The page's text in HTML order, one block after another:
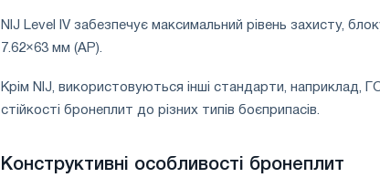
NIJ Level IV забезпечує максимальний рівень захисту,
7.62×63 мм (AP).
Крім NIJ, використовуються інші стандарти, наприклад,
стійкості бронеплит до різних типів боєприпасів.
Конструктивні особливості бронеплит